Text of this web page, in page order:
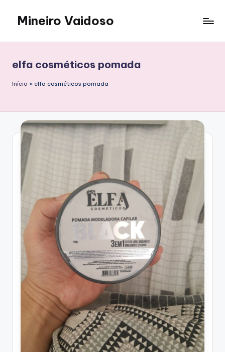
content
Mineiro Vaidoso
Autocuidado
e
Resenhas
elfa cosméticos pomada
Início » elfa cosméticos pomada